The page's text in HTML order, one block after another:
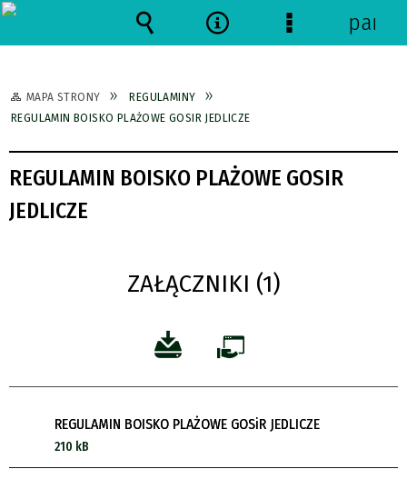
MAPA STRONY
REGULAMINY
REGULAMIN BOISKO PLAŻOWE GOSIR JEDLICZE
REGULAMIN BOISKO PLAŻOWE GOSIR
JEDLICZE
ZAŁĄCZNIKI (1)
REGULAMIN BOISKO PLAŻOWE GOSiR JEDLICZE
210 kB
Wyszukiwarka
NarzędziaMenu
panel